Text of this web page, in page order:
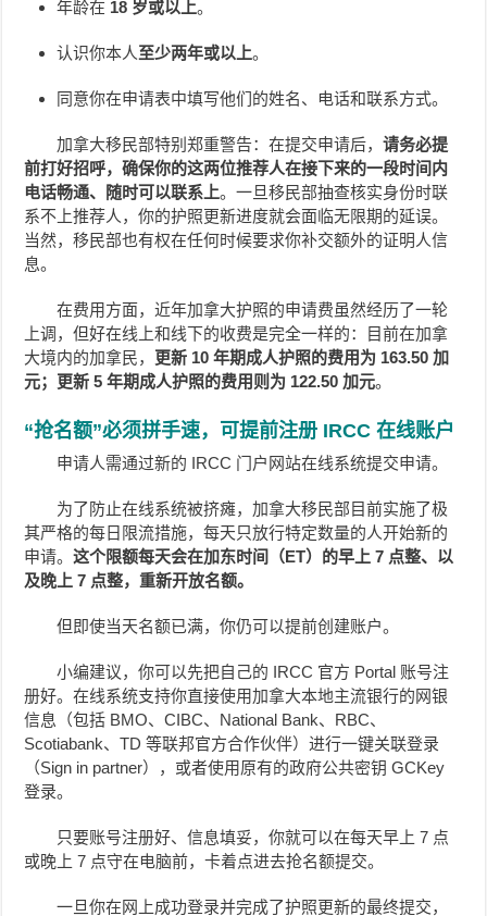
年龄在 18 岁或以上。
认识你本人至少两年或以上。
同意你在申请表中填写他们的姓名、电话和联系方式。
加拿大移民部特别郑重警告：在提交申请后，请务必提
前打好招呼，确保你的这两位推荐人在接下来的一段时间内
电话畅通、随时可以联系上。一旦移民部抽查核实身份时联
系不上推荐人，你的护照更新进度就会面临无限期的延误。
当然，移民部也有权在任何时候要求你补交额外的证明人信
息。
在费用方面，近年加拿大护照的申请费虽然经历了一轮
上调，但好在线上和线下的收费是完全一样的：目前在加拿
大境内的加拿民， 更新 10 年期成人护照的费用为 163.50 加
元；更新 5 年期成人护照的费用则为 122.50 加元。
“抢名额”必须拼手速，可提前注册 IRCC 在线账户
申请人需通过新的 IRCC 门户网站在线系统提交申请。
为了防止在线系统被挤瘫，加拿大移民部目前实施了极
其严格的每日限流措施，每天只放行特定数量的人开始新的
申请。这个限额每天会在加东时间（ET）的早上 7 点整、以
及晚上 7 点整，重新开放名额。
但即使当天名额已满，你仍可以提前创建账户。
小编建议，你可以先把自己的 IRCC 官方 Portal 账号注
册好。在线系统支持你直接使用加拿大本地主流银行的网银
信息（包括 BMO、CIBC、National Bank、RBC、
Scotiabank、TD 等联邦官方合作伙伴）进行一键关联登录
（Sign in partner），或者使用原有的政府公共密钥 GCKey
登录。
只要账号注册好、信息填妥，你就可以在每天早上 7 点
或晚上 7 点守在电脑前，卡着点进去抢名额提交。
一旦你在网上成功登录并完成了护照更新的最终提交，